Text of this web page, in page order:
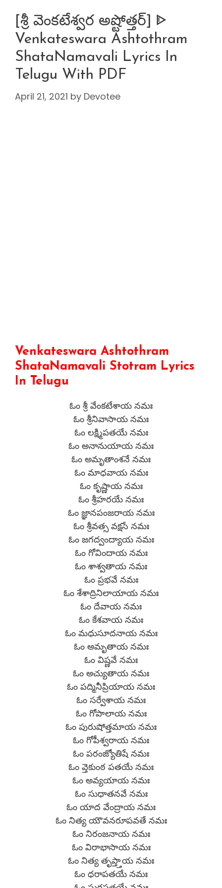
[శ్రీ వెంకటేశ్వర అష్టోత్తర్] ᐈ
Venkateswara Ashtothram
ShataNamavali Lyrics In
Telugu With PDF
April 21, 2021 by Devotee
Venkateswara Ashtothram
ShataNamavali Stotram Lyrics
In Telugu
ఓం శ్రీ వేంకటేశాయ నమః
ఓం శ్రీనివాసాయ నమః
ఓం లక్ష్మిపతయే నమః
ఓం అనానుయాయ నమః
ఓం అమృతాంశనే నమః
ఓం మాధవాయ నమః
ఓం కృష్ణాయ నమః
ఓం శ్రీహరయే నమః
ఓం జ్ఞానపంజరాయ నమః
ఓం శ్రీవత్స వక్షసే నమః
ఓం జగద్వంద్యాయ నమః
ఓం గోవిందాయ నమః
ఓం శాశ్వతాయ నమః
ఓం ప్రభవే నమః
ఓం శేశాద్రినిలాయాయ నమః
ఓం దేవాయ నమః
ఓం కేశవాయ నమః
ఓం మధుసూదనాయ నమః
ఓం అమృతాయ నమః
ఓం విష్ణవే నమః
ఓం అచ్యుతాయ నమః
ఓం పద్మినీప్రియాయ నమః
ఓం సర్వేశాయ నమః
ఓం గోపాలాయ నమః
ఓం పురుషోత్తమాయ నమః
ఓం గోపీశ్వరాయ నమః
ఓం పరంజ్యోతిషే నమః
ఓం వ్తెకుంఠ పతయే నమః
ఓం అవ్యయాయ నమః
ఓం సుధాతనవే నమః
ఓం యాద వేంద్రాయ నమః
ఓం నిత్య యౌవనరూపవతే నమః
ఓం నిరంజనాయ నమః
ఓం విరాభాసాయ నమః
ఓం నిత్య తృప్త్తాయ నమః
ఓం ధరాపతయే నమః